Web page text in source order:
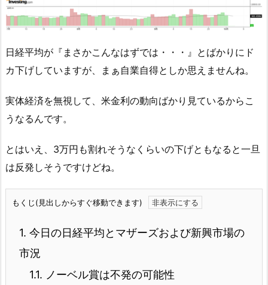
日経平均が『まさかこんなはずでは・・・』とばかりにド
カ下げしていますが、まぁ自業自得としか思えませんね。
実体経済を無視して、米金利の動向ばかり見ているからこ
うなるんです。
とはいえ、3万円も割れそうなくらいの下げともなると一旦
は反発しそうですけどね。
もくじ(見出しからすぐ移動できます)
1. 今日の日経平均とマザーズおよび新興市場の
市況
1.1. ノーベル賞は不発の可能性